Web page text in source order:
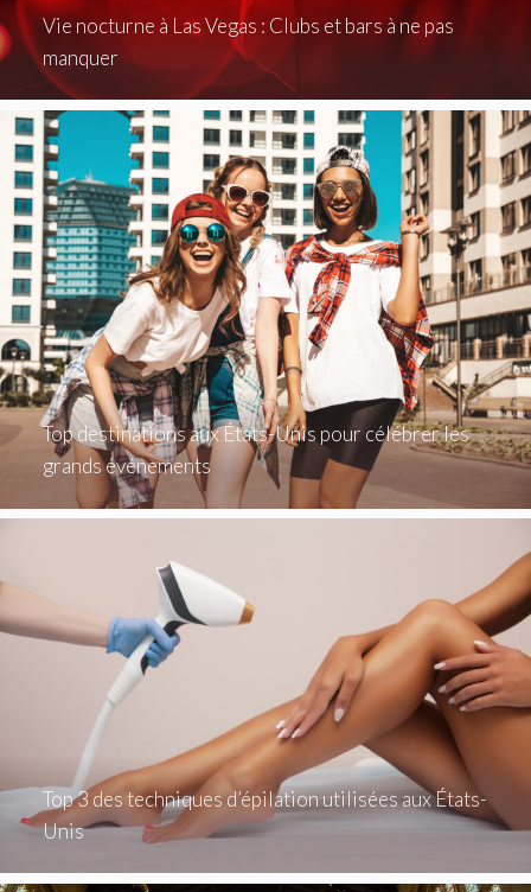
Vie nocturne à Las Vegas : Clubs et bars à ne pas
manquer
Top destinations aux États-Unis pour célébrer les
grands événements
Top 3 des techniques d’épilation utilisées aux États-
Unis